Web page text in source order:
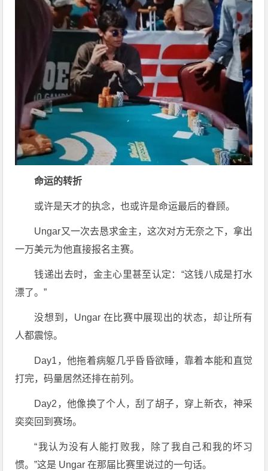
命运的转折
或许是天才的执念，也或许是命运最后的眷顾。
Ungar又一次去恳求金主，这次对方无奈之下，拿出
一万美元为他直接报名主赛。
钱递出去时，金主心里甚至认定：“这钱八成是打水
漂了。”
没想到，Ungar 在比赛中展现出的状态，却让所有
人都震惊。
Day1，他拖着病躯几乎昏昏欲睡，靠着本能和直觉
打完，码量居然还排在前列。
Day2，他像换了个人，刮了胡子，穿上新衣，神采
奕奕回到赛场。
“我认为没有人能打败我，除了我自己和我的坏习
惯。”这是 Ungar 在那届比赛里说过的一句话。